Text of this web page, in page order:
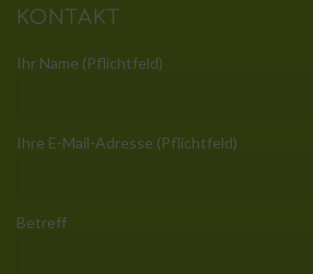
KONTAKT
Ihr Name (Pflichtfeld)
Ihre E-Mail-Adresse (Pflichtfeld)
Betreff